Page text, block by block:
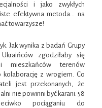
i jako zwykłych
efektywna metoda… na
towarzysze!
Jak wynika z badań Grupy
zgodziłaby się
mieszkańców terenów
kolaborację z wrogiem. Co
jest przekonanych, że
nie powinni być karani. 58
pociąganiu do